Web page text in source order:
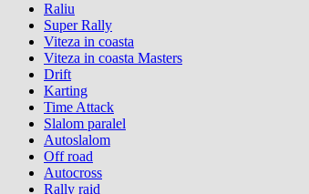
Raliu
Super Rally
Viteza in coasta
Viteza in coasta Masters
Drift
Karting
Time Attack
Slalom paralel
Autoslalom
Off road
Autocross
Rally raid